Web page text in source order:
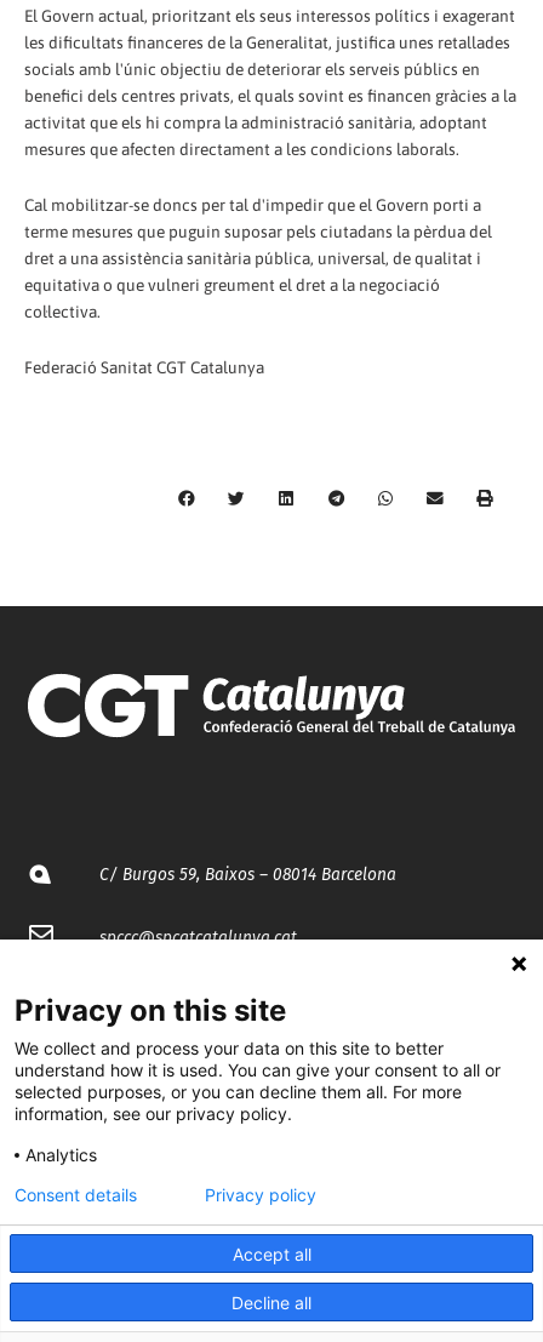
El Govern actual, prioritzant els seus interessos polítics i exagerant
les dificultats financeres de la Generalitat, justifica unes retallades
socials amb l'únic objectiu de deteriorar els serveis públics en
benefici dels centres privats, el quals sovint es financen gràcies a la
activitat que els hi compra la administració sanitària, adoptant
mesures que afecten directament a les condicions laborals.
Cal mobilitzar-se doncs per tal d'impedir que el Govern porti a
terme mesures que puguin suposar pels ciutadans la pèrdua del
dret a una assistència sanitària pública, universal, de qualitat i
equitativa o que vulneri greument el dret a la negociació
col·lectiva.
Federació Sanitat CGT Catalunya
C/ Burgos 59, Baixos – 08014 Barcelona
spccc@spcgtcatalunya.cat
@CGTCatalunya
cgtcatalunya
CGTCatalunya
cgtcatalunya
Desenvolupat per
Privacy on this site
We collect and process your data on this site to better
understand how it is used. You can give your consent to all or
selected purposes, or you can decline them all. For more
information, see our privacy policy.
Analytics
Accept all
Decline all
Consent details Privacy policy